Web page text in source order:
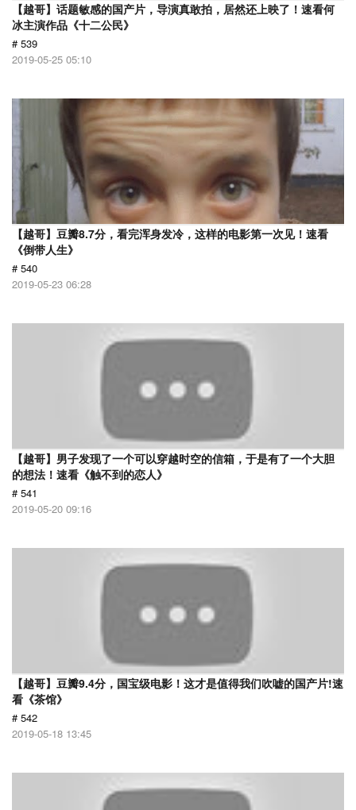
【越哥】话题敏感的国产片，导演真敢拍，居然还上映了！速看何
冰主演作品《十二公民》
# 539
2019-05-25 05:10
【越哥】豆瓣8.7分，看完浑身发冷，这样的电影第一次见！速看
《倒带人生》
# 540
2019-05-23 06:28
【越哥】男子发现了一个可以穿越时空的信箱，于是有了一个大胆
的想法！速看《触不到的恋人》
# 541
2019-05-20 09:16
【越哥】豆瓣9.4分，国宝级电影！这才是值得我们吹嘘的国产片!速
看《茶馆》
# 542
2019-05-18 13:45